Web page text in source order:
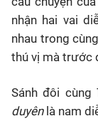
nhận hai vai
nhau trong
thú vị mà trước
Sánh đôi cùng
duyênlà nam